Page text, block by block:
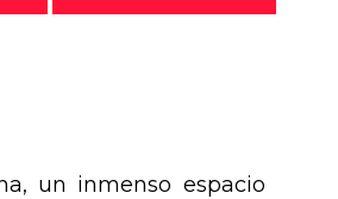
un inmenso espacio